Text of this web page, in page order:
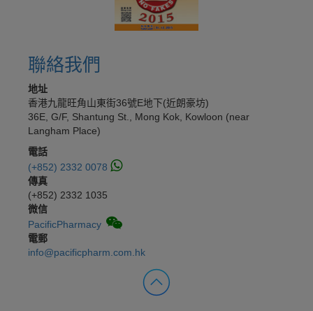
聯絡我們
地址
香港九龍旺角山東街36號E地下(近朗豪坊)
36E, G/F, Shantung St., Mong Kok, Kowloon (near
Langham Place)
電話
(+852) 2332 0078
傳真
(+852) 2332 1035
微信
PacificPharmacy
電郵
info@pacificpharm.com.hk